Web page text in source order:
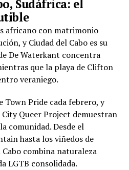
Sudáfrica: el
africano con matrimonio
y Ciudad del Cabo es su
De Waterkant concentra
que la playa de Clifton
veraniego.
Town Pride cada febrero, y
Queer Project demuestran
comunidad. Desde el
hasta los viñedos de
combina naturaleza
LGTB consolidada.